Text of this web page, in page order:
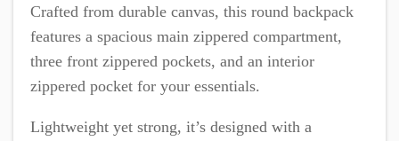
Crafted from durable canvas, this round backpack
features a spacious main zippered compartment,
three front zippered pockets, and an interior
zippered pocket for your essentials.
Lightweight yet strong, it’s designed with a